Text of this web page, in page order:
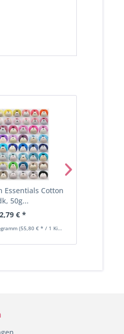
Essentials Cotton
50g...
2,79 € *
(55,80 € * / 1 Kilogramm)